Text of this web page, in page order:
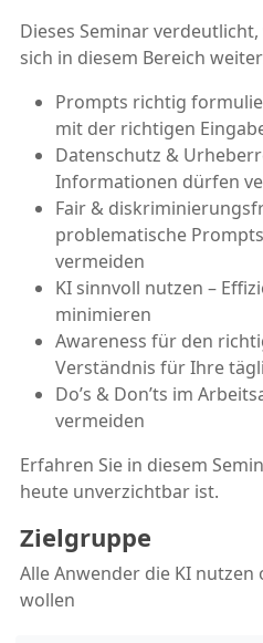
Dieses Seminar
sich in diesem Bereich
Prompts richtig
mit der richtigen
Datenschutz &
Informationen dürfen
Fair &
problematische
vermeiden
KI sinnvoll nutzen –
minimieren
Awareness für den
Verständnis für Ihre
Do’s & Don’ts im
vermeiden
Erfahren Sie in diesem
heute unverzichtbar ist.
Zielgruppe
Alle Anwender die KI
wollen